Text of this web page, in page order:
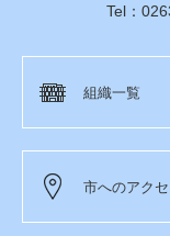
Tel：
組織一覧
市へのアクセ